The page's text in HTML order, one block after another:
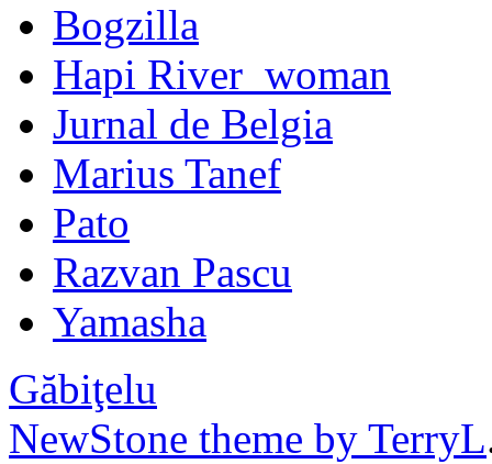
Bogzilla
Hapi River_woman
Jurnal de Belgia
Marius Tanef
Pato
Razvan Pascu
Yamasha
Găbiţelu
NewStone theme by TerryL